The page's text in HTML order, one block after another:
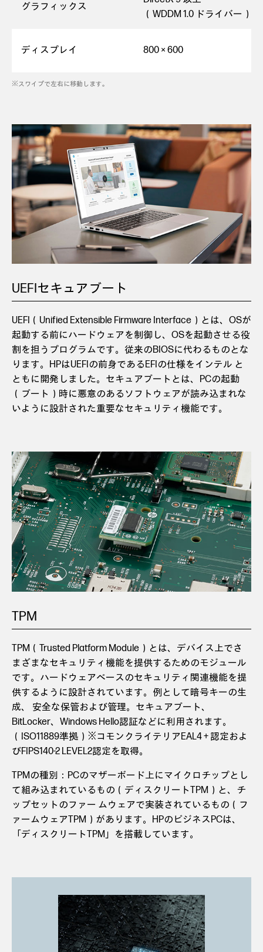
グラフィックス
（WDDM 1.0 ドライバー）
ディスプレイ 800 × 600
※スワイプで左右に移動します。
UEFIセキュアブート
UEFI（Unified Extensible Firmware Interface）とは、OSが
起動する前にハードウェアを制御し、OSを起動させる役
割を担うプログラムです。従来のBIOSに代わるものとな
ります。HPはUEFIの前身であるEFIの仕様をインテル と
ともに開発しました。セキュアブートとは、PCの起動
（ブート）時に悪意のあるソフトウェアが読み込まれな
いように設計された重要なセキュリティ機能です。
TPM
TPM（Trusted Platform Module）とは、デバイス上でさ
まざまなセキュリティ機能を提供するためのモジュール
です。ハードウェアベースのセキュリティ関連機能を提
供するように設計されています。例として暗号キーの生
成、 安全な保管および管理。セキュアブート、
BitLocker、Windows Hello認証などに利用されます。
（ISO11889準拠）※コモンクライテリアEAL4 + 認定およ
びFIPS140-2 LEVEL2認定を取得。
TPMの種別：PCのマザーボード上にマイクロチップとし
て組み込まれているもの（ディスクリートTPM）と、チ
ップセットのファー ムウェアで実装されているもの（フ
ァームウェアTPM）があります。HPのビジネスPCは、
「ディスクリートTPM」を搭載しています。